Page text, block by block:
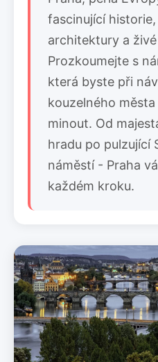
fascinující
architektury a
Prozkoumejte s
která byste při
kouzelného
minout. Od
hradu po pulzující
náměstí - Praha
každém kroku.